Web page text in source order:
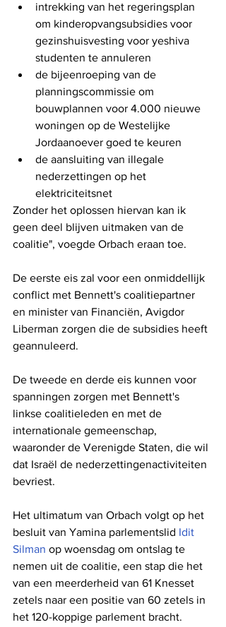
intrekking van het regeringsplan
om kinderopvangsubsidies voor
gezinshuisvesting voor yeshiva
studenten te annuleren
de bijeenroeping van de
planningscommissie om
bouwplannen voor 4.000 nieuwe
woningen op de Westelijke
Jordaanoever goed te keuren
de aansluiting van illegale
nederzettingen op het
elektriciteitsnet
Zonder het oplossen hiervan kan ik
geen deel blijven uitmaken van de
coalitie", voegde Orbach eraan toe.
De eerste eis zal voor een onmiddellijk
conflict met Bennett's coalitiepartner
en minister van Financiën, Avigdor
Liberman zorgen die de subsidies heeft
geannuleerd.
De tweede en derde eis kunnen voor
spanningen zorgen met Bennett's
linkse coalitieleden en met de
internationale gemeenschap,
waaronder de Verenigde Staten, die wil
dat Israël de nederzettingenactiviteiten
bevriest.
Het ultimatum van Orbach volgt op het
besluit van Yamina parlementslid Idit
Silman op woensdag om ontslag te
nemen uit de coalitie, een stap die het
van een meerderheid van 61 Knesset
zetels naar een positie van 60 zetels in
het 120-koppige parlement bracht.